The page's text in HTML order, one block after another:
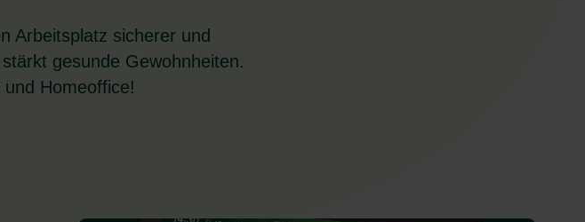
Arbeitsplatz sicherer und
gesunde Gewohnheiten.
Homeoffice!